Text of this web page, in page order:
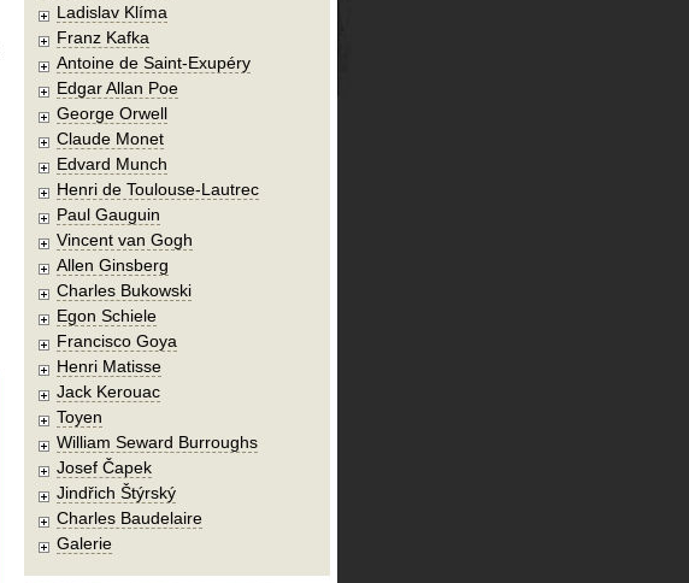
Ladislav Klíma
Franz Kafka
Antoine de Saint-Exupéry
Edgar Allan Poe
George Orwell
Claude Monet
Edvard Munch
Henri de Toulouse-Lautrec
Paul Gauguin
Vincent van Gogh
Allen Ginsberg
Charles Bukowski
Egon Schiele
Francisco Goya
Henri Matisse
Jack Kerouac
Toyen
William Seward Burroughs
Josef Čapek
Jindřich Štýrský
Charles Baudelaire
Galerie